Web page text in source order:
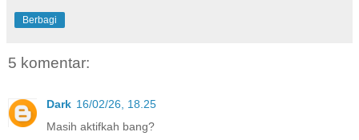
Berbagi
5 komentar:
Dark 16/02/26, 18.25
Masih aktifkah bang?